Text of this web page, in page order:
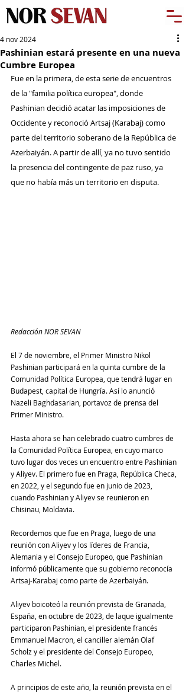
Pashinian estará presente en una nueva
Cumbre Europea
4 nov 2024
Fue en la primera, de esta serie de encuentros
de la "familia política europea", donde
Pashinian decidió acatar las imposiciones de
Occidente y reconoció Artsaj (Karabaj) como
parte del territorio soberano de la República de
Azerbaiyán. A partir de allí, ya no tuvo sentido
la presencia del contingente de paz ruso, ya
que no había más un territorio en disputa.
Redacción NOR SEVAN
El 7 de noviembre, el Primer Ministro Nikol
Pashinian participará en la quinta cumbre de la
Comunidad Política Europea, que tendrá lugar en
Budapest, capital de Hungría. Así lo anunció
Nazeli Baghdasarian, portavoz de prensa del
Primer Ministro.
Hasta ahora se han celebrado cuatro cumbres de
la Comunidad Política Europea, en cuyo marco
tuvo lugar dos veces un encuentro entre Pashinian
y Aliyev. El primero fue en Praga, República Checa,
en 2022, y el segundo fue en junio de 2023,
cuando Pashinian y Aliyev se reunieron en
Chisinau, Moldavia.
Recordemos que fue en Praga, luego de una
reunión con Aliyev y los líderes de Francia,
Alemania y el Consejo Europeo, que Pashinian
informó públicamente que su gobierno reconocía
Artsaj-Karabaj como parte de Azerbaiyán.
Aliyev boicoteó la reunión prevista de Granada,
España, en octubre de 2023, de laque igualmente
participaron Pashinian, el presidente francés
Emmanuel Macron, el canciller alemán Olaf
Scholz y el presidente del Consejo Europeo,
Charles Michel.
A principios de este año, la reunión prevista en el